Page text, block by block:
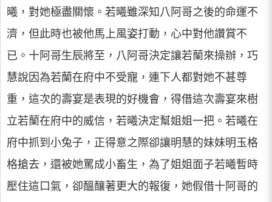
曦，對她極盡關懷。若曦雖深知八阿哥之後的命運不
濟，但此時也被他馬上風姿打動，心中對他讚賞不
已。十阿哥生辰將至，八阿哥決定讓若蘭來操辦，巧
慧說因為若蘭在府中不受寵，連下人都對她不甚尊
重，這次的壽宴是表現的好機會，得借這次壽宴來樹
立若蘭在府中的威信，若曦決定幫姐姐一把。若曦在
府中抓到小兔子，正得意之際卻讓明慧的妹妹明玉格
格搶去，還被她罵成小畜生，為了姐姐面子若曦暫時
壓住這口氣，卻醞釀著更大的報復，她假借十阿哥的